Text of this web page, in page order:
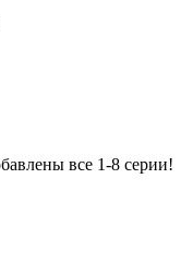
все 1-8 серии!